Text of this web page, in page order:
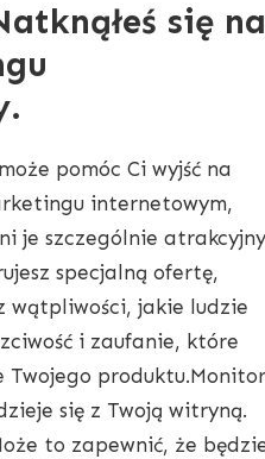
się na
pomóc Ci wyjść na
internetowym,
je szczególnie
specjalną ofertę,
wątpliwości, jakie ludzie
i zaufanie, które
Twojego
się z Twoją witryną.
to zapewnić, że